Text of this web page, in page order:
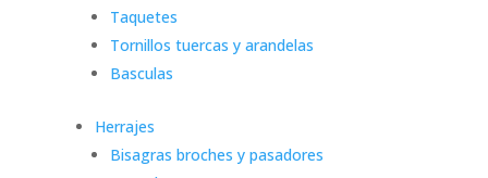
Taquetes
Tornillos tuercas y arandelas
Basculas
Herrajes
Bisagras broches y pasadores